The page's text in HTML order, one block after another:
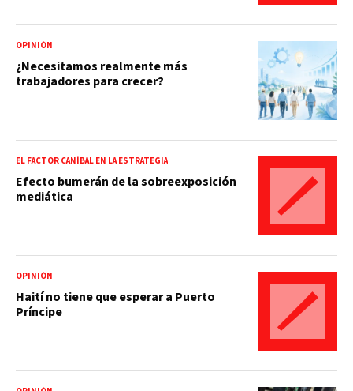
OPINIÓN
¿Necesitamos realmente más
trabajadores para crecer?
EL FACTOR CANÍBAL EN LA ESTRATEGIA
Efecto bumerán de la sobreexposición
mediática
OPINIÓN
Haití no tiene que esperar a Puerto
Príncipe